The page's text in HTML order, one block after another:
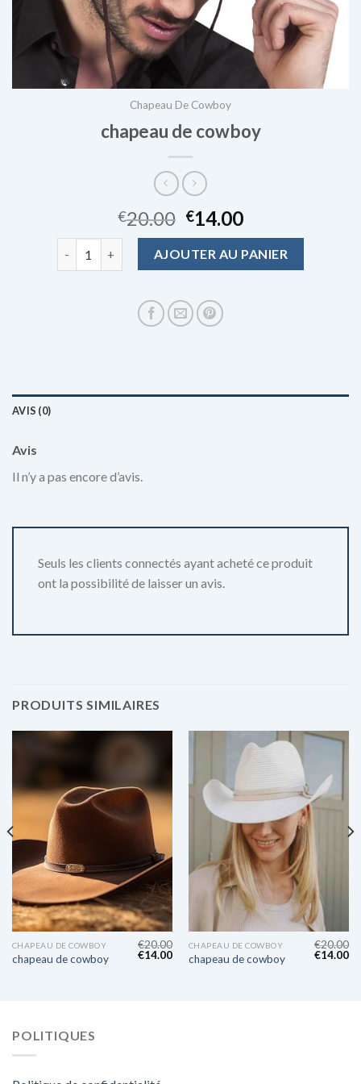
Chapeau De Cowboy
chapeau de cowboy
€20.00 €14.00
quantité de chapeau de cowboy
AJOUTER AU PANIER
AVIS (0)
Avis
Il n’y a pas encore d’avis.
Seuls les clients connectés ayant acheté ce produit
ont la possibilité de laisser un avis.
PRODUITS SIMILAIRES
CHAPEAU DE COWBOY
chapeau de cowboy
€20.00
€14.00
CHAPEAU DE COWBOY
chapeau de cowboy
€20.00
€14.00
POLITIQUES